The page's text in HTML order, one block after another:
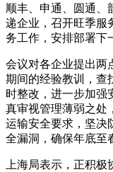
顺丰、申通、圆通、
递企业，召开旺季服
务工作，安排部署下
会议对各企业提出两
期间的经验教训，查
时整改，进一步加强
真审视管理薄弱之处
运输安全要求，坚决
全漏洞，确保年底至
上海局表示，正积